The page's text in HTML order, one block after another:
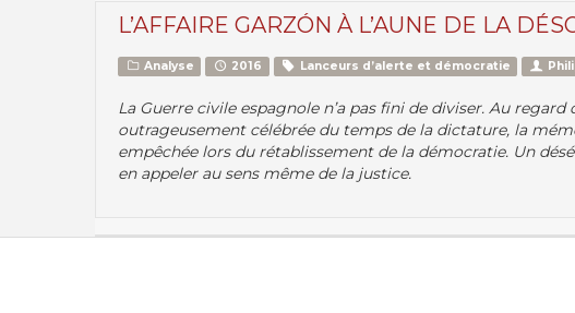
L’AFFAIRE GARZÓN À L’AUNE DE LA
Analyse 2016 Lanceurs d’alerte et démocratie
La Guerre civile espagnole n’a pas fini de diviser. Au
outrageusement célébrée du temps de la dictature, la
empêchée lors du rétablissement de la démocratie. Un
en appeler au sens même de la justice.